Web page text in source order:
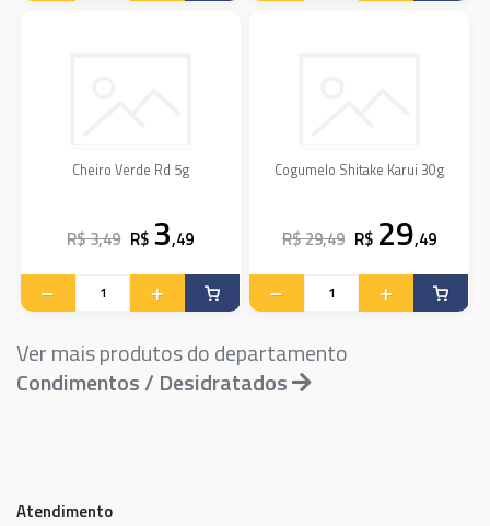
Cheiro Verde Rd 5g
R$ 3,49 R$ 3,49
Cogumelo Shitake Karui 30g
R$ 29,49 R$ 29,49
Ver mais produtos do departamento
Condimentos / Desidratados
Atendimento